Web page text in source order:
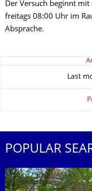
Der Versuch beginnt
freitags 08:00 Uhr im
Absprache.
About this page
Last
POPULAR